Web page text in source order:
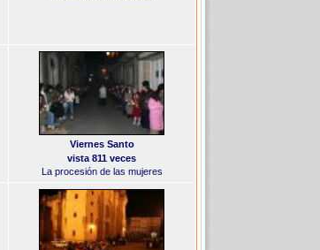
Viernes Santo
vista 811 veces
La procesión de las mujeres